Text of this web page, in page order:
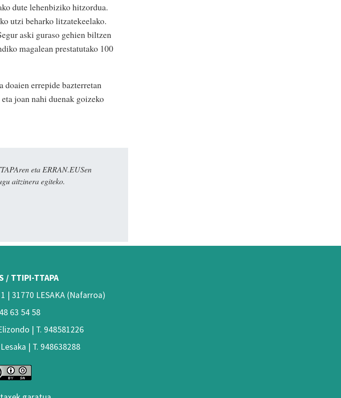
dute lehenbiziko hitzordua.
utzi beharko litzatekeelako.
aski guraso gehien biltzen
magalean prestatutako 100
errepide bazterretan
joan nahi duenak goizeko
eta ERRAN.EUSen
aitzinera egiteko.
/ TTIPI-TTAPA
| 31770 LESAKA (Nafarroa)
63 54 58
| T. 948581226
| T. 948638288